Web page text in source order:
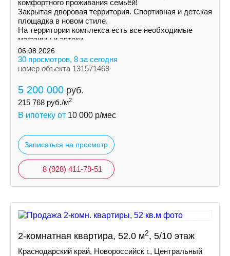
комфортного проживания семьёй!
Закрытая дворовая территория. Спортивная и детская
площадка в новом стиле.
На территории комплекса есть все необходимые
магазины и аптеки.
06.08.2026
30 просмотров, 8 за сегодня
номер объекта 131571469
5 200 000 руб.
215 768 руб./м2
В ипотеку от 10 000 р/мес
Записаться на просмотр
8 (928) 411-79-51
2-комнатная квартира, 52.0 м2, 5/10 этаж
Краснодарский край, Новороссийск г., Центральный